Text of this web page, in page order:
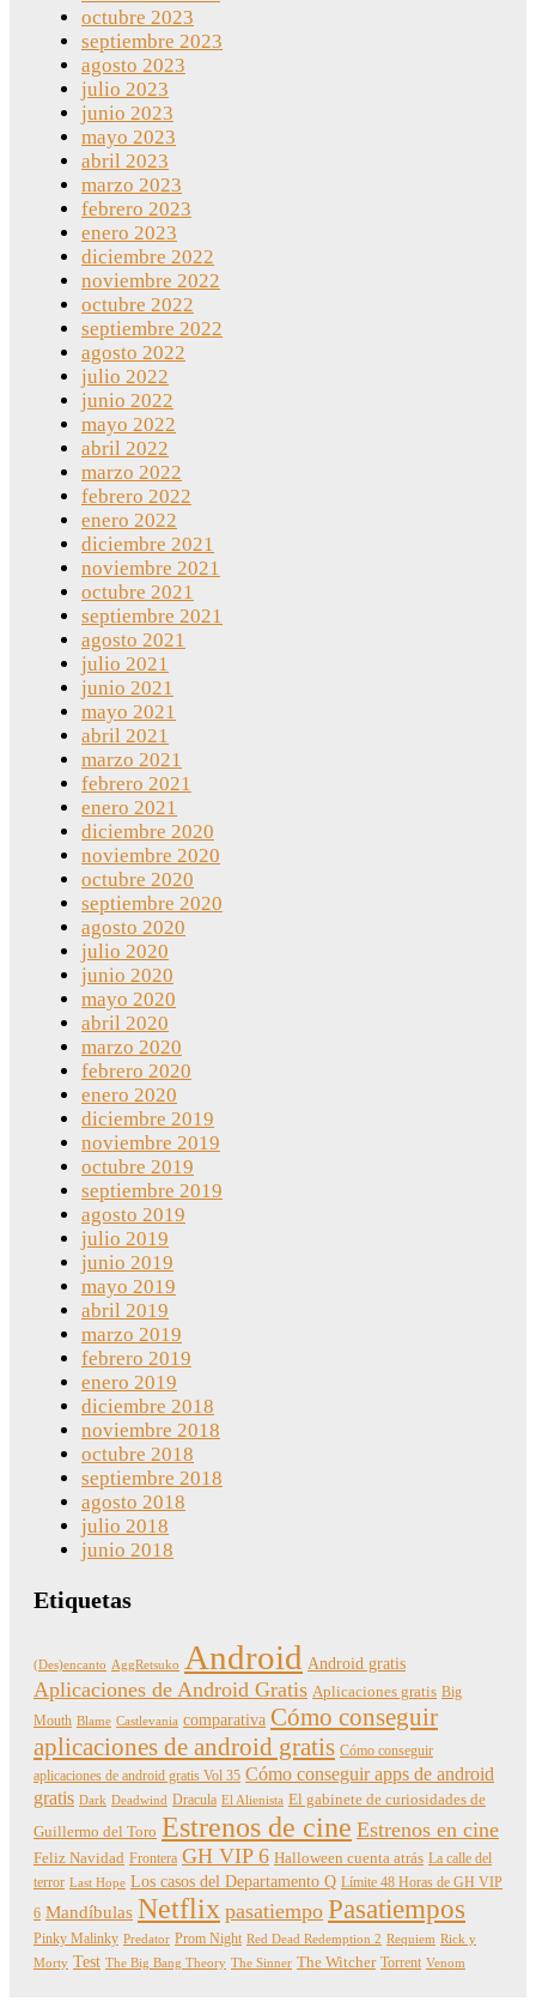
octubre 2023
septiembre 2023
agosto 2023
julio 2023
junio 2023
mayo 2023
abril 2023
marzo 2023
febrero 2023
enero 2023
diciembre 2022
noviembre 2022
octubre 2022
septiembre 2022
agosto 2022
julio 2022
junio 2022
mayo 2022
abril 2022
marzo 2022
febrero 2022
enero 2022
diciembre 2021
noviembre 2021
octubre 2021
septiembre 2021
agosto 2021
julio 2021
junio 2021
mayo 2021
abril 2021
marzo 2021
febrero 2021
enero 2021
diciembre 2020
noviembre 2020
octubre 2020
septiembre 2020
agosto 2020
julio 2020
junio 2020
mayo 2020
abril 2020
marzo 2020
febrero 2020
enero 2020
diciembre 2019
noviembre 2019
octubre 2019
septiembre 2019
agosto 2019
julio 2019
junio 2019
mayo 2019
abril 2019
marzo 2019
febrero 2019
enero 2019
diciembre 2018
noviembre 2018
octubre 2018
septiembre 2018
agosto 2018
julio 2018
junio 2018
Etiquetas
(Des)encanto AggRetsuko Android Android gratis
Aplicaciones de Android Gratis Aplicaciones gratis Big
Mouth Blame Castlevania comparativa Cómo conseguir
aplicaciones de android gratis Cómo conseguir
aplicaciones de android gratis Vol 35 Cómo conseguir apps de android
gratis Dark Deadwind Dracula El Alienista El gabinete de curiosidades de
Guillermo del Toro Estrenos de cine Estrenos en cine
Feliz Navidad Frontera GH VIP 6 Halloween cuenta atrás La calle del
terror Last Hope Los casos del Departamento Q Límite 48 Horas de GH VIP
6 Mandíbulas Netflix pasatiempo Pasatiempos
Pinky Malinky Predator Prom Night Red Dead Redemption 2 Requiem Rick y
Morty Test The Big Bang Theory The Sinner The Witcher Torrent Venom